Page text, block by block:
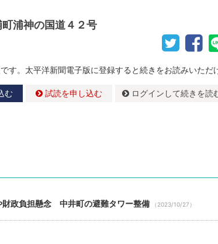
浦神の国道４２号
す。太平洋新聞電子版に登録すると続きをお読みいただ
む 試読を申し込む ログインして続きを読
政負担懸念 中井町の避難タワー整備 （2023/10/27）